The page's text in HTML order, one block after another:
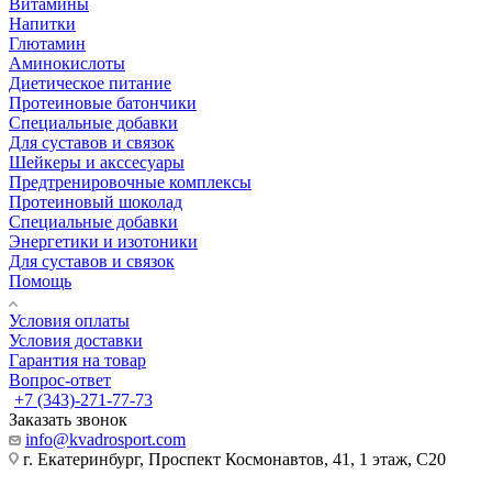
Напитки
Глютамин
Аминокислоты
Диетическое питание
Протеиновые батончики
Специальные добавки
Для суставов и связок
Шейкеры и акссесуары
Предтренировочные комплексы
Протеиновый шоколад
Специальные добавки
Энергетики и изотоники
Для суставов и связок
Помощь
Условия оплаты
Условия доставки
Гарантия на товар
Вопрос-ответ
+7 (343)-271-77-73
Заказать звонок
info@kvadrosport.com
г. Екатеринбург, Проспект Космонавтов, 41, 1 этаж, С20